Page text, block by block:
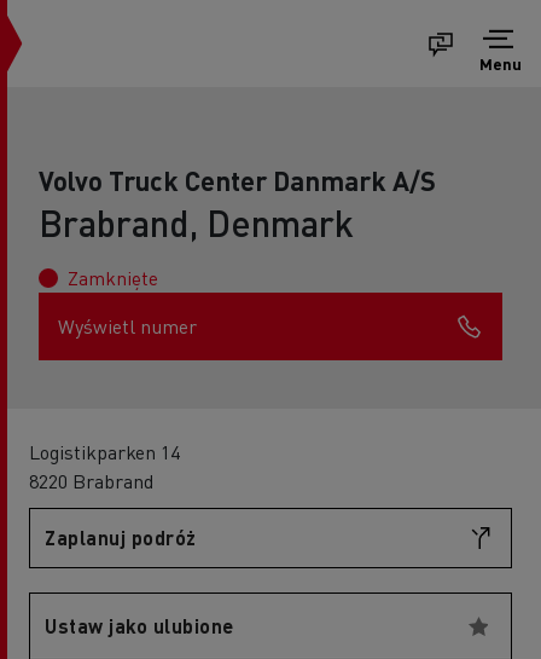
Menu
Volvo Truck Center Danmark A/S
Brabrand, Denmark
Zamknięte
Wyświetl numer
Logistikparken 14
8220 Brabrand
Zaplanuj podróż
Ustaw jako ulubione